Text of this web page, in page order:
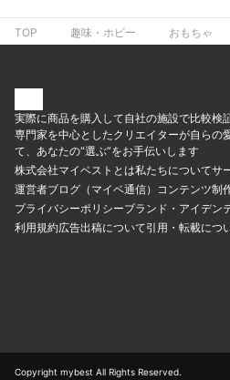
TOP 趣味・ホビー おもちゃ
実際に商品を購入して自社の施設で比較検
専門家を中心としたクリエイターが自らの
て、あなたの“選ぶ”をお手伝いします
株式会社マイベストとは私たちについてサ
運営者ブログ（マイベ通信） コンテンツ制
プライバシーポリシーブランド・アイデン
利用規約広告出稿について引用・転載につ
Copyright mybest All Rights Reserved.